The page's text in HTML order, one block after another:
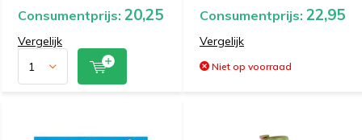
Consumentprijs: 20,25
Vergelijk
Consumentprijs: 22,95
Vergelijk
Niet op voorraad